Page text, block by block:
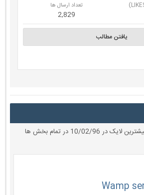
تعداد ارسال ها
2,829
یافتن مطالب
10/02/96 در تمام بخش ها